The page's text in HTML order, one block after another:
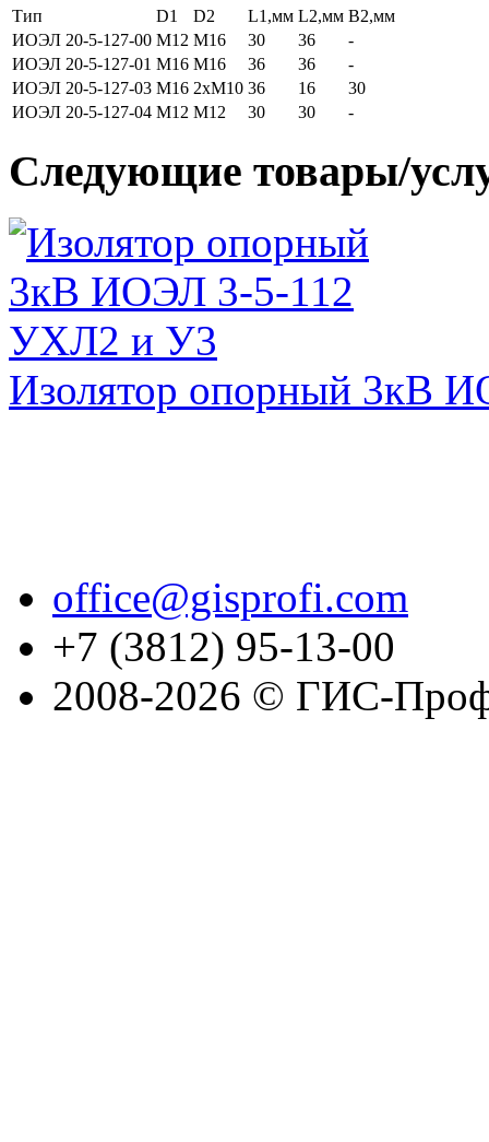
Тип D1 D2 L1,мм L2,мм B2,мм
ИОЭЛ 20-5-127-00 М12 М16 30 36
-
ИОЭЛ 20-5-127-01 М16 М16 36 36
-
ИОЭЛ 20-5-127-03 М16 2хМ10 36 16
30
ИОЭЛ 20-5-127-04 М12 М12 30 30 -
Следующие товары/
Изолятор опорный 3кВ
office@gisprofi.com
+7 (3812) 95-13-00
2008-2026 © ГИС-